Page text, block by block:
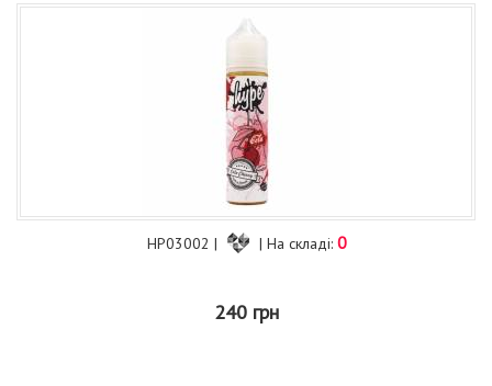
HP03002 | | На складі: 0
240 грн